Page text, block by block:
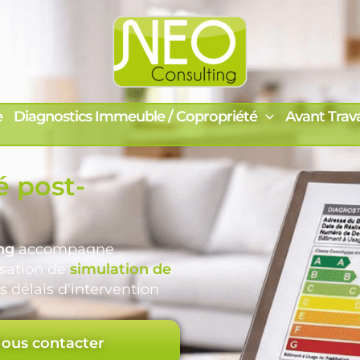
Diagnostics Immeuble / Copropriété Avant
post-
accompagne
desimulation de
délais d’intervention
contacter